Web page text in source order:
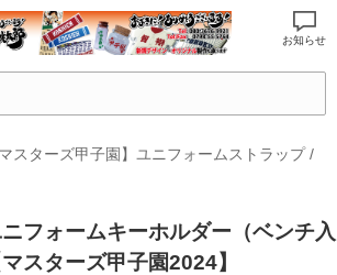
お知らせ
マスターズ甲子園】ユニフォームストラップ/
ニフォームキーホルダー（ベンチ入
スターズ甲子園2024】